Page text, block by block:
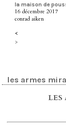
la maison de
16 décembre 2017
conrad aiken
<
>
les armes
LES